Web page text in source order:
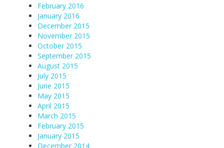
February 2016
January 2016
December 2015
November 2015
October 2015
September 2015
August 2015
July 2015
June 2015
May 2015
April 2015
March 2015
February 2015
January 2015
December 2014